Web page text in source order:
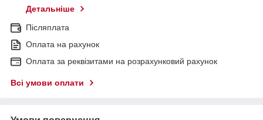
Детальніше
Післяплата
Оплата на рахунок
Оплата за реквізитами на розрахунковий рахунок
Всі умови оплати